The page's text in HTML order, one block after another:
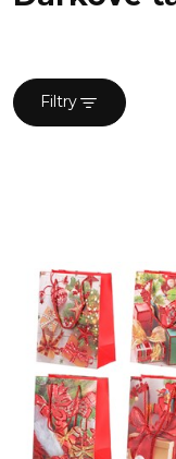
Filtry